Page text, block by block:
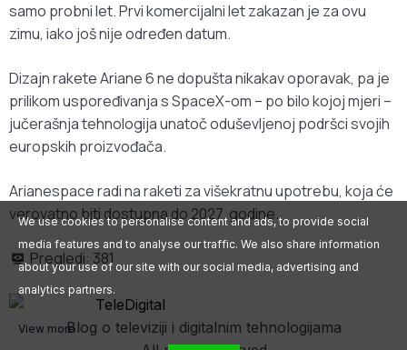
samo probni let. Prvi komercijalni let zakazan je za ovu
zimu, iako još nije određen datum.
Dizajn rakete Ariane 6 ne dopušta nikakav oporavak, pa je
prilikom uspoređivanja s SpaceX-om – po bilo kojoj mjeri –
jučerašnja tehnologija unatoč oduševljenoj podršci svojih
europskih proizvođača.
Arianespace radi na raketi za višekratnu upotrebu, koja će
verovatno biti dostupna do 2027. godine.
Pregledi: 381
Blog o televiziji i digitalnim tehnologijama
We use cookies to personalise content and ads, to provide social
media features and to analyse our traffic. We also share information
about your use of our site with our social media, advertising and
analytics partners.
View more